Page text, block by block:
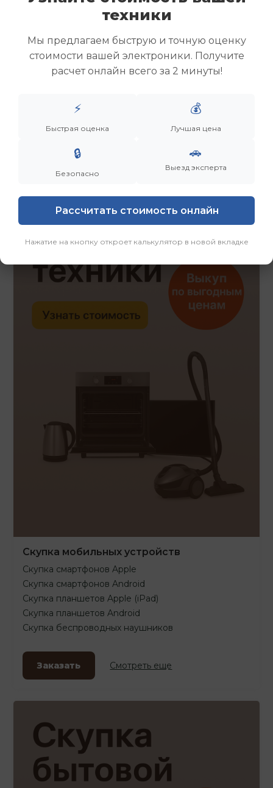
Скупка ноутбуков
Скупка ультрабуков
Скупка игровых ноутбуков
Скупка рабочих ноутбуков
Скупка старых ноутбуков (б/у)
Заказать Смотреть еще
Скупка мобильных устройств
Скупка смартфонов Apple
Скупка смартфонов Android
Скупка планшетов Apple (iPad)
Скупка планшетов Android
Скупка беспроводных наушников
Заказать Смотреть еще
техники
Мы предлагаем быструю и точную оценку
стоимости вашей электроники. Получите
расчет онлайн всего за 2 минуты!
⚡
Быстрая оценка
💰
Лучшая цена
🔒
Безопасно
🚗
Выезд эксперта
Рассчитать стоимость онлайн
Нажатие на кнопку откроет калькулятор в новой вкладке